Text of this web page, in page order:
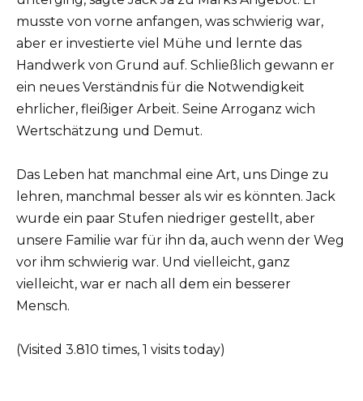
musste von vorne anfangen, was schwierig war,
aber er investierte viel Mühe und lernte das
Handwerk von Grund auf. Schließlich gewann er
ein neues Verständnis für die Notwendigkeit
ehrlicher, fleißiger Arbeit. Seine Arroganz wich
Wertschätzung und Demut.
Das Leben hat manchmal eine Art, uns Dinge zu
lehren, manchmal besser als wir es könnten. Jack
wurde ein paar Stufen niedriger gestellt, aber
unsere Familie war für ihn da, auch wenn der Weg
vor ihm schwierig war. Und vielleicht, ganz
vielleicht, war er nach all dem ein besserer
Mensch.
(Visited 3.810 times, 1 visits today)